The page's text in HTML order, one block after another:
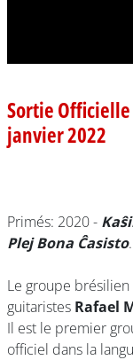
Sortie
janvier 2022
Primés: 2020 -
Plej Bona Ĉasisto.
Le groupe brésilien
guitaristes Rafael
Il est le premier
officiel dans la